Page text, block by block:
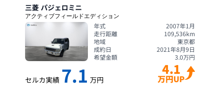
三菱 パジェロミニ
アクティブフィールドエディション
年式
2007年1月
走行距離
109,536km
地域
東京都
成約日
2021年8月9日
希望金額
3.0万円
セルカ実績 7.1 万円
4.1
万円UP